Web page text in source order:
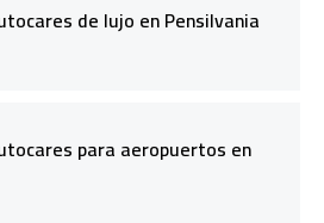
de lujo en Pensilvania
para aeropuertos en